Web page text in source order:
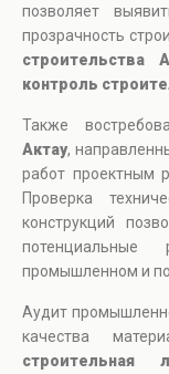
позволяет
прозрачность
строительства
контроль
Также
Актау,
работ проектным
Проверка
конструкций
потенциальные
промышленном и
Аудит
качества
строительная